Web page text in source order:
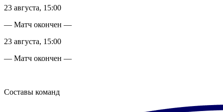
23 августа, 15:00
— Матч окончен —
23 августа, 15:00
— Матч окончен —
Составы команд